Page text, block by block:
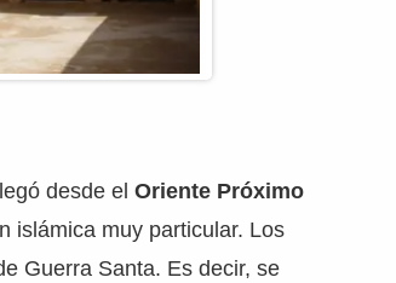
desde elOriente Próximo
islámica muy particular. Los
Guerra Santa. Es decir, se